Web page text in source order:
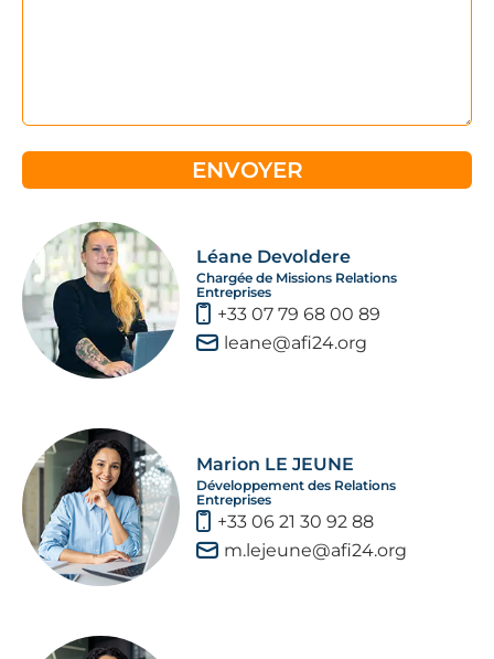
Léane Devoldere
Chargée de Missions Relations
Entreprises
+33 07 79 68 00 89
leane@afi24.org
Marion LE JEUNE
Développement des Relations
Entreprises
+33 06 21 30 92 88
m.lejeune@afi24.org